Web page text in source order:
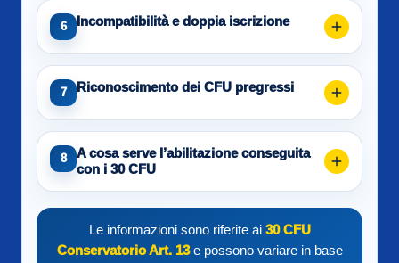
6 Incompatibilità e doppia iscrizione
7 Riconoscimento dei CFU pregressi
8
A cosa serve l’abilitazione conseguita
con i 30 CFU
Le informazioni sono riferite ai 30 CFU
Conservatorio Art. 13e possono variare in base